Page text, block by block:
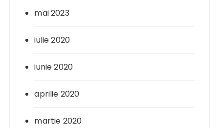
mai 2023
iulie 2020
iunie 2020
aprilie 2020
martie 2020